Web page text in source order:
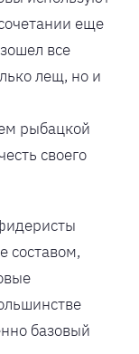
еще
все
лещ, но и
рыбацкой
своего
составом,
базовый